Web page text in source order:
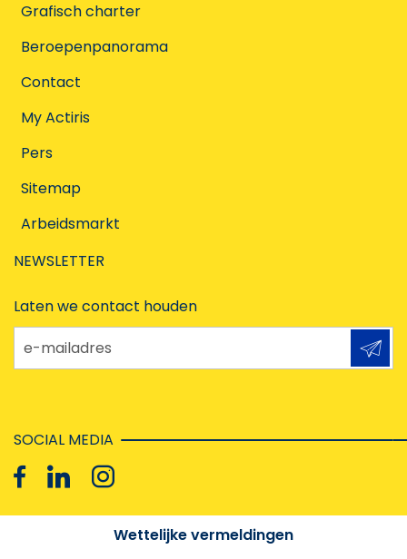
Grafisch charter
Beroepenpanorama
Contact
My Actiris
Pers
Sitemap
Arbeidsmarkt
NEWSLETTER
Laten we contact houden
e-mailadres
SOCIAL MEDIA
Wettelijke vermeldingen